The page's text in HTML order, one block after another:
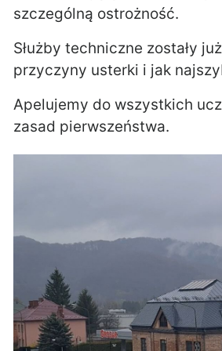
szczególną ostrożność.
Służby techniczne zostały
przyczyny usterki i jak
Apelujemy do wszystkich
zasad pierwszeństwa.